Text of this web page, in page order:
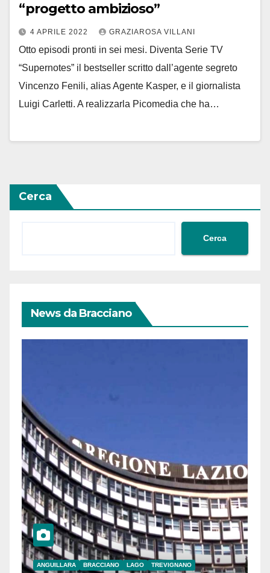
“progetto ambizioso”
4 APRILE 2022 GRAZIAROSA VILLANI
Otto episodi pronti in sei mesi. Diventa Serie TV
“Supernotes” il bestseller scritto dall’agente segreto
Vincenzo Fenili, alias Agente Kasper, e il giornalista
Luigi Carletti. A realizzarla Picomedia che ha…
Cerca
Cerca
News da Bracciano
ANGUILLARA BRACCIANO LAGO TREVIGNANO